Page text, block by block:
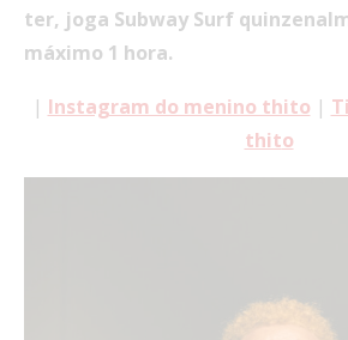
ter, joga Subway Surf
máximo 1 hora.
| Instagram do menino thito |
thito